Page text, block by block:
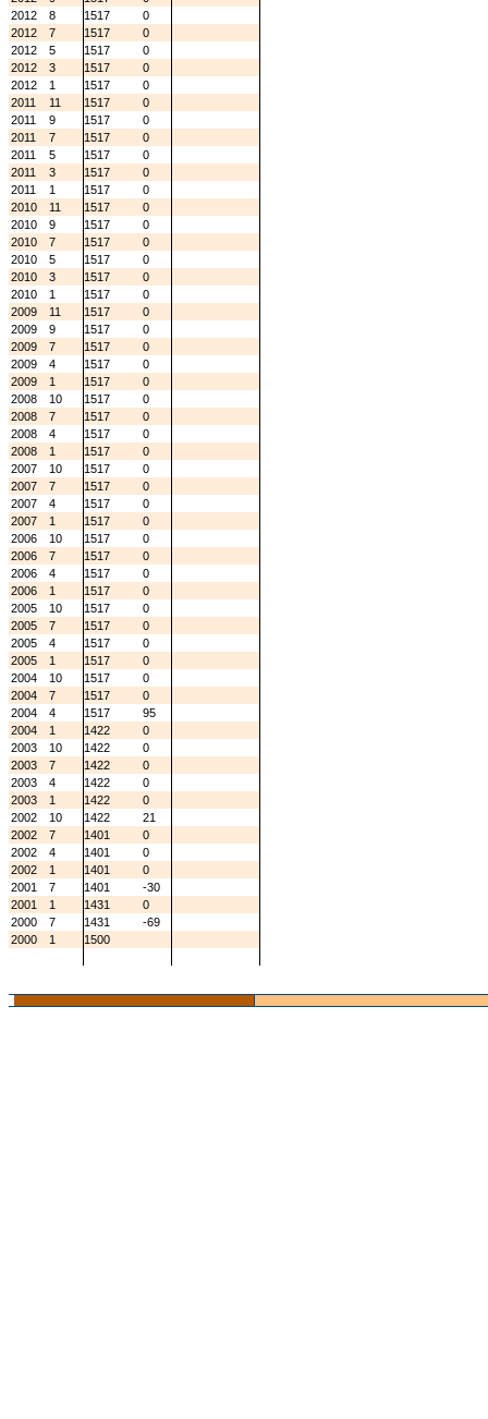
2012
8 1517
0
2012
7 1517
0
2012
5 1517
0
2012
3 1517
0
2012
1 1517
0
2011
11 1517
0
2011
9 1517
0
2011
7 1517
0
2011
5 1517
0
2011
3 1517
0
2011
1 1517
0
2010
11 1517
0
2010
9 1517
0
2010
7 1517
0
2010
5 1517
0
2010
3 1517
0
2010
1 1517
0
2009
11 1517
0
2009
9 1517
0
2009
7 1517
0
2009
4 1517
0
2009
1 1517
0
2008
10 1517
0
2008
7 1517
0
2008
4 1517
0
2008
1 1517
0
2007
10 1517
0
2007
7 1517
0
2007
4 1517
0
2007
1 1517
0
2006
10 1517
0
2006
7 1517
0
2006
4 1517
0
2006
1 1517
0
2005
10 1517
0
2005
7 1517
0
2005
4 1517
0
2005
1 1517
0
2004
10 1517
0
2004
7 1517
0
2004
4 1517
95
2004
1 1422
0
2003
10 1422
0
2003
7 1422
0
2003
4 1422
0
2003
1 1422
0
2002
10 1422
21
2002
7 1401
0
2002
4 1401
0
2002
1 1401
0
2001
7 1401
-30
2001
1 1431
0
2000
7 1431
-69
2000
1 1500